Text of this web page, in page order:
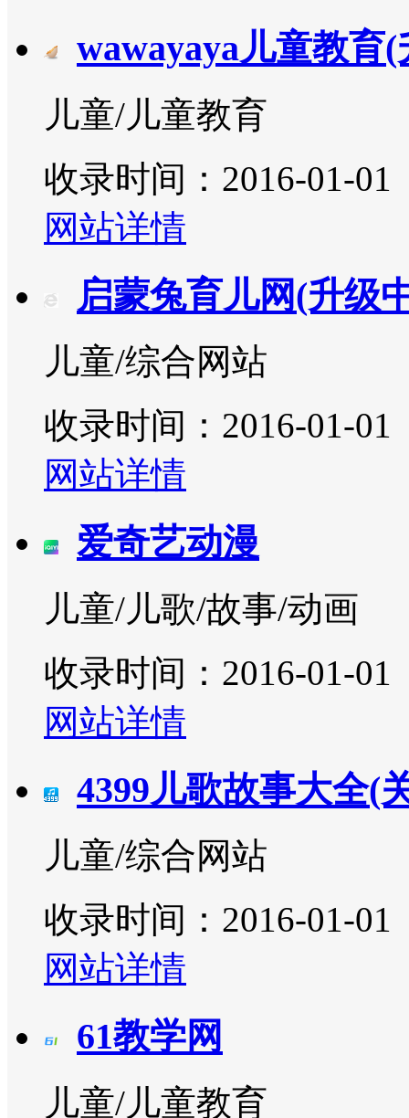
wawayaya儿童教育
儿童/儿童教育
收录时间：2016-01-01
网站详情
启蒙兔育儿网(升级
儿童/综合网站
收录时间：2016-01-01
网站详情
爱奇艺动漫
儿童/儿歌/故事/动画
收录时间：2016-01-01
网站详情
4399儿歌故事大全(
儿童/综合网站
收录时间：2016-01-01
网站详情
61教学网
儿童/儿童教育